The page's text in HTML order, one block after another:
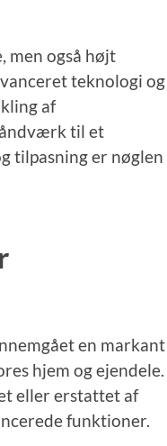
men også højt
teknologi og
af
til et
tilpasning er nøglen
en markant
hjem og ejendele.
eller erstattet af
funktioner.